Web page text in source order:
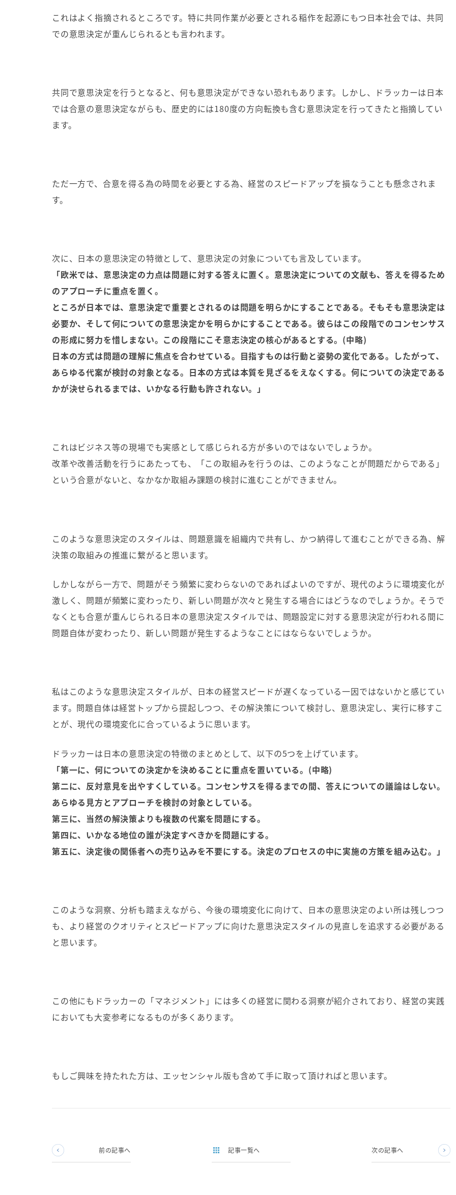
これはよく指摘されるところです。特に共同作業が必要とされる稲作を起源にもつ日本社会では、共同
での意思決定が重んじられるとも言われます。
共同で意思決定を行うとなると、何も意思決定ができない恐れもあります。しかし、ドラッカーは日本
では合意の意思決定ながらも、歴史的には180度の方向転換も含む意思決定を行ってきたと指摘してい
ます。
ただ一方で、合意を得る為の時間を必要とする為、経営のスピードアップを損なうことも懸念されま
す。
次に、日本の意思決定の特徴として、意思決定の対象についても言及しています。
「欧米では、意思決定の力点は問題に対する答えに置く。意思決定についての文献も、答えを得るため
のアプローチに重点を置く。
ところが日本では、意思決定で重要とされるのは問題を明らかにすることである。そもそも意思決定は
必要か、そして何についての意思決定かを明らかにすることである。彼らはこの段階でのコンセンサス
の形成に努力を惜しまない。この段階にこそ意志決定の核心があるとする。(中略)
日本の方式は問題の理解に焦点を合わせている。目指すものは行動と姿勢の変化である。したがって、
あらゆる代案が検討の対象となる。日本の方式は本質を見ざるをえなくする。何についての決定である
かが決せられるまでは、いかなる行動も許されない。」
これはビジネス等の現場でも実感として感じられる方が多いのではないでしょうか。
改革や改善活動を行うにあたっても、「この取組みを行うのは、このようなことが問題だからである」
という合意がないと、なかなか取組み課題の検討に進むことができません。
このような意思決定のスタイルは、問題意識を組織内で共有し、かつ納得して進むことができる為、解
決策の取組みの推進に繋がると思います。
しかしながら一方で、問題がそう頻繁に変わらないのであればよいのですが、現代のように環境変化が
激しく、問題が頻繁に変わったり、新しい問題が次々と発生する場合にはどうなのでしょうか。そうで
なくとも合意が重んじられる日本の意思決定スタイルでは、問題設定に対する意思決定が行われる間に
問題自体が変わったり、新しい問題が発生するようなことにはならないでしょうか。
私はこのような意思決定スタイルが、日本の経営スピードが遅くなっている一因ではないかと感じてい
ます。問題自体は経営トップから提起しつつ、その解決策について検討し、意思決定し、実行に移すこ
とが、現代の環境変化に合っているように思います。
ドラッカーは日本の意思決定の特徴のまとめとして、以下の5つを上げています。
「第一に、何についての決定かを決めることに重点を置いている。(中略)
第二に、反対意見を出やすくしている。コンセンサスを得るまでの間、答えについての議論はしない。
あらゆる見方とアプローチを検討の対象としている。
第三に、当然の解決策よりも複数の代案を問題にする。
第四に、いかなる地位の誰が決定すべきかを問題にする。
第五に、決定後の関係者への売り込みを不要にする。決定のプロセスの中に実施の方策を組み込む。」
このような洞察、分析も踏まえながら、今後の環境変化に向けて、日本の意思決定のよい所は残しつつ
も、より経営のクオリティとスピードアップに向けた意思決定スタイルの見直しを追求する必要がある
と思います。
この他にもドラッカーの「マネジメント」には多くの経営に関わる洞察が紹介されており、経営の実践
においても大変参考になるものが多くあります。
もしご興味を持たれた方は、エッセンシャル版も含めて手に取って頂ければと思います。
前の記事へ 記事一覧へ 次の記事へ